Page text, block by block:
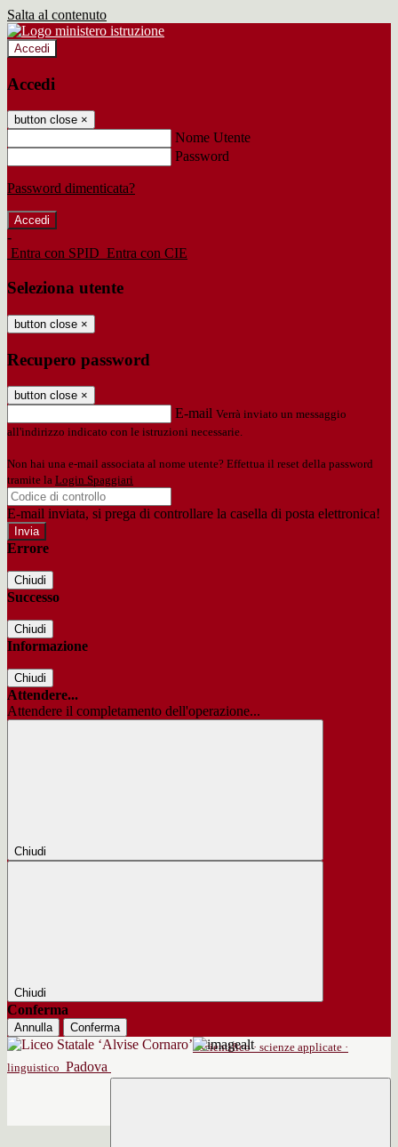
Salta al contenuto
Accedi
Accedi
button close ×
Nome Utente
Password
Password dimenticata?
-
Entra con SPID Entra con CIE
Seleziona utente
button close ×
Recupero password
button close ×
E-mail Verrà inviato un messaggio
all'indirizzo indicato con le istruzioni necessarie.
Non hai una e-mail associata al nome utente? Effettua il reset della password
tramite la Login Spaggiari
E-mail inviata, si prega di controllare la casella di posta elettronica!
Errore
Chiudi
Successo
Chiudi
Informazione
Chiudi
Attendere...
Attendere il completamento dell'operazione...
Chiudi
Chiudi
Conferma
Annulla
Conferma
scientifico · scienze applicate ·
linguistico Padova